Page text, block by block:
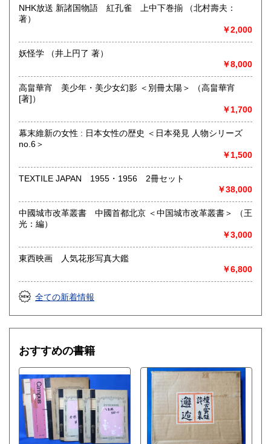
-
取り扱い分野
哲学宗教、歴史、美術工芸、趣味、サブカルチャー
NHK放送 新諸国物語 紅孔雀 上中下巻揃 （北村壽夫：
著）
￥2,000
妖怪学 （井上円了 著）
￥8,000
高畠華宵 美少年・美少女幻影 ＜別冊太陽＞ （高畠華宵
[著]）
￥1,700
幕末維新の女性 : 日本女性の歴史 ＜日本発見 人物シリーズ
no.6＞
￥1,500
TEXTILE JAPAN 1955・1956 2冊セット
￥38,000
中國城市改革叢書 中國首都北京 ＜中国城市改革叢書＞ （王
光：編）
￥3,000
東西映画 人気花形写真大鑑
￥6,800
全ての新着情報
おすすめの書籍